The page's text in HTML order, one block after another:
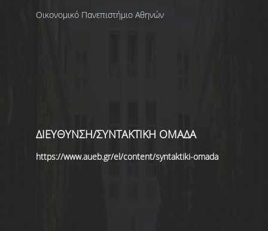
Οικονομικό Πανεπιστήμιο Αθηνών
ΔΙΕΥΘΥΝΣΗ/ΣΥΝΤΑΚΤΙΚΗ ΟΜΑΔΑ
https://www.aueb.gr/el/content/syntaktiki-omada